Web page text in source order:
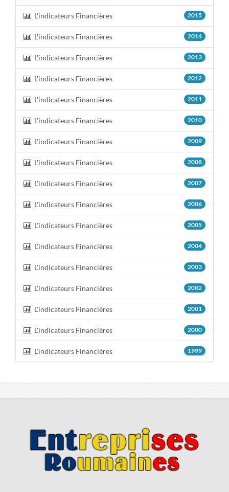
L'indicateurs Financières 2015
L'indicateurs Financières 2014
L'indicateurs Financières 2013
L'indicateurs Financières 2012
L'indicateurs Financières 2011
L'indicateurs Financières 2010
L'indicateurs Financières 2009
L'indicateurs Financières 2008
L'indicateurs Financières 2007
L'indicateurs Financières 2006
L'indicateurs Financières 2005
L'indicateurs Financières 2004
L'indicateurs Financières 2003
L'indicateurs Financières 2002
L'indicateurs Financières 2001
L'indicateurs Financières 2000
L'indicateurs Financières 1999